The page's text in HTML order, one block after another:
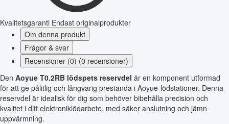
Kvalitetsgaranti Endast originalprodukter
Om denna produkt
Frågor & svar
Recensioner (0) (0 recensioner)
Den Aoyue T0.2RB lödspets reservdel är en komponent utformad
för att ge pålitlig och långvarig prestanda i Aoyue-lödstationer. Denna
reservdel är idealisk för dig som behöver bibehålla precision och
kvalitet i ditt elektroniklödarbete, med säker anslutning och jämn
uppvärmning.